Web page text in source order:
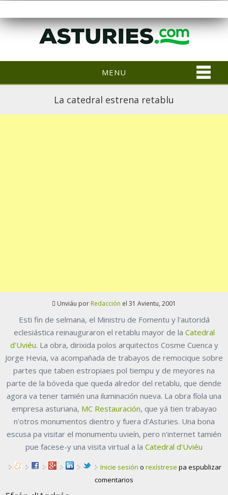
MENU
La catedral estrena retablu
Unviáu por Redacción el 31 Avientu, 2001
Esti fin de selmana, el Ministru de Fomentu y l'autoridá
eclesiástica reinauguraron el retablu mayor de la Catedral
d'Uviéu. La obra, dirixida polos arquitectos Cosme Cuenca y
Jorge Hevia, va acompañada de trabayos de remocique sobre
partes que taben estropiaes pol tiempu y de meyores na
parte de la bóveda que queda alredor del retablu, que dende
agora va tener tamién una iluminación nueva. La obra fíola una
empresa asturiana, MC Restauración, que yá tien trabayao
n'otros monumentos dientro y fuera d'Asturies. Una bona
escusa pa visitar el monumentu uvieín, pero n'internet tamién
pue facese-y una visita virtual a la Catedral d'Uviéu
Inicie sesión o rexístrese pa espublizar
comentarios